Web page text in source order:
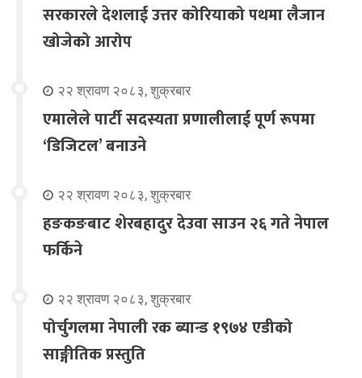
सरकारले देशलाई उत्तर कोरियाको पथमा लैजान
खोजेको आरोप
२२ श्रावण २०८३, शुक्रबार
एमालेले पार्टी सदस्यता प्रणालीलाई पूर्ण रूपमा
‘डिजिटल’ बनाउने
२२ श्रावण २०८३, शुक्रबार
हङकङबाट शेरबहादुर देउवा साउन २६ गते नेपाल
फर्किने
२२ श्रावण २०८३, शुक्रबार
पोर्चुगलमा नेपाली रक ब्यान्ड १९७४ एडीको
साङ्गीतिक प्रस्तुति